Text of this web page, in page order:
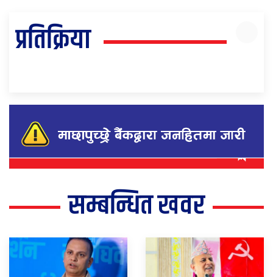
प्रतिक्रिया
सम्बन्धित खवर